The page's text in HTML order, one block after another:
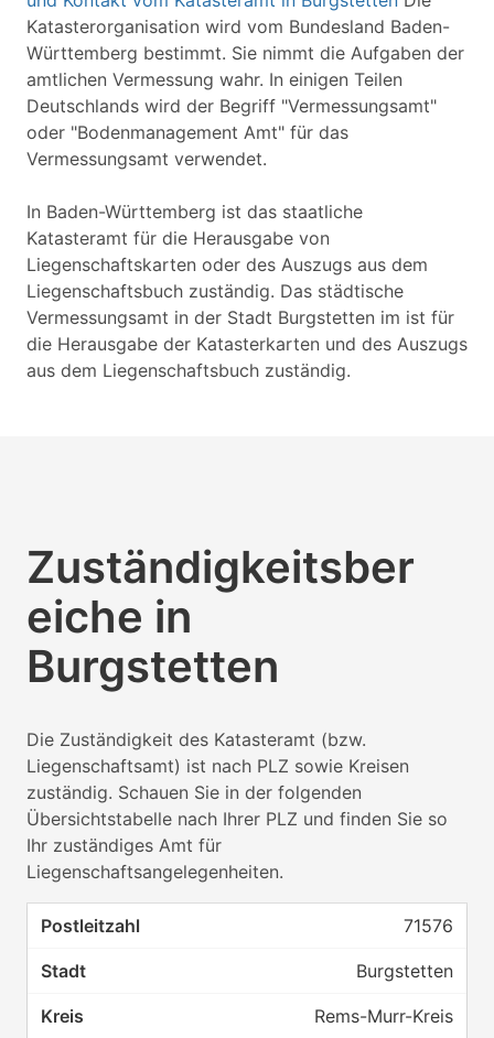
Katasterorganisation wird vom Bundesland Baden-
Württemberg bestimmt. Sie nimmt die Aufgaben der
amtlichen Vermessung wahr. In einigen Teilen
Deutschlands wird der Begriff "Vermessungsamt"
oder "Bodenmanagement Amt" für das
Vermessungsamt verwendet.
In Baden-Württemberg ist das staatliche
Katasteramt für die Herausgabe von
Liegenschaftskarten oder des Auszugs aus dem
Liegenschaftsbuch zuständig. Das städtische
Vermessungsamt in der Stadt Burgstetten im ist für
die Herausgabe der Katasterkarten und des Auszugs
aus dem Liegenschaftsbuch zuständig.
Zuständigkeitsber
eiche in
Burgstetten
Die Zuständigkeit des Katasteramt (bzw.
Liegenschaftsamt) ist nach PLZ sowie Kreisen
zuständig. Schauen Sie in der folgenden
Übersichtstabelle nach Ihrer PLZ und finden Sie so
Ihr zuständiges Amt für
Liegenschaftsangelegenheiten.
71576
Burgstetten
Rems-Murr-Kreis